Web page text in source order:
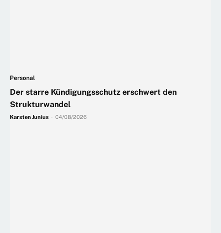
Personal
Der starre Kündigungsschutz erschwert den
Strukturwandel
Karsten Junius 04/08/2026